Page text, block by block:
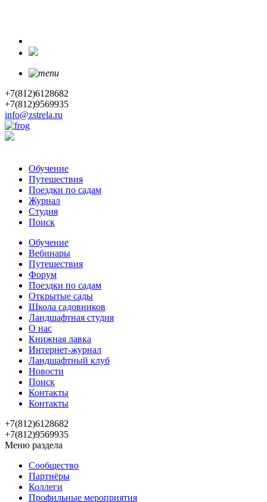
+7(812)6128682
+7(812)9569935
info@zstrela.ru
Обучение
Путешествия
Поездки по садам
Журнал
Студия
Поиск
Обучение
Вебинары
Путешествия
Форум
Поездки по садам
Открытые сады
Школа садовников
Ландшафтная студия
О нас
Книжная лавка
Интернет-журнал
Ландшафтный клуб
Новости
Поиск
Контакты
Контакты
+7(812)6128682
+7(812)9569935
Меню раздела
Сообщество
Партнёры
Коллеги
Профильные мероприятия